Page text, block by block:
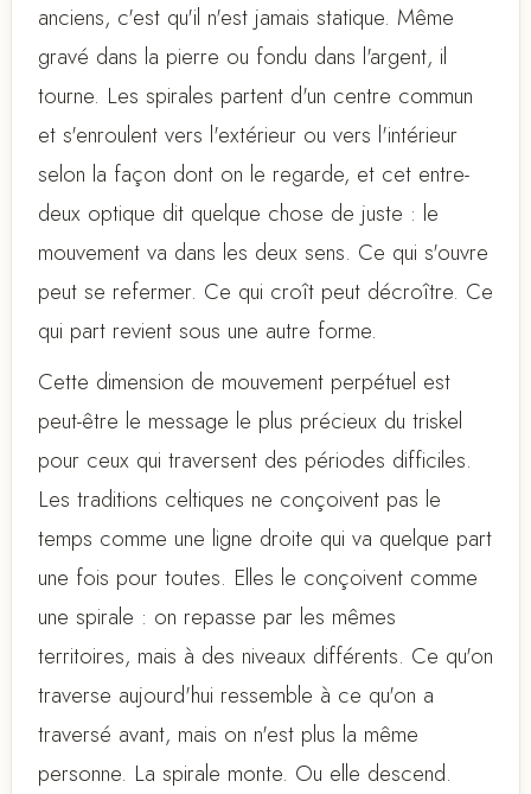
anciens, c'est qu'il n'est jamais statique. Même
gravé dans la pierre ou fondu dans l'argent, il
tourne. Les spirales partent d'un centre commun
et s'enroulent vers l'extérieur ou vers l'intérieur
selon la façon dont on le regarde, et cet entre-
deux optique dit quelque chose de juste : le
mouvement va dans les deux sens. Ce qui s'ouvre
peut se refermer. Ce qui croît peut décroître. Ce
qui part revient sous une autre forme.
Cette dimension de mouvement perpétuel est
peut-être le message le plus précieux du triskel
pour ceux qui traversent des périodes difficiles.
Les traditions celtiques ne conçoivent pas le
temps comme une ligne droite qui va quelque part
une fois pour toutes. Elles le conçoivent comme
une spirale : on repasse par les mêmes
territoires, mais à des niveaux différents. Ce qu'on
traverse aujourd'hui ressemble à ce qu'on a
traversé avant, mais on n'est plus la même
personne. La spirale monte. Ou elle descend.